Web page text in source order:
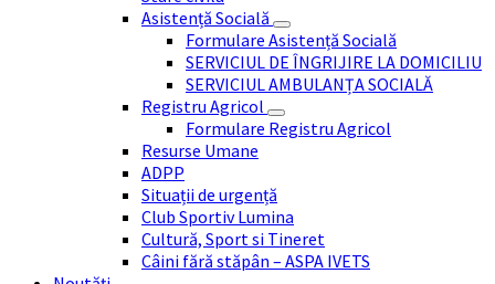
Asistență Socială
Formulare Asistență Socială
SERVICIUL DE ÎNGRIJIRE LA DOMICILIU
SERVICIUL AMBULANȚA SOCIALĂ
Registru Agricol
Formulare Registru Agricol
Resurse Umane
ADPP
Situații de urgență
Club Sportiv Lumina
Cultură, Sport si Tineret
Câini fără stăpân – ASPA IVETS